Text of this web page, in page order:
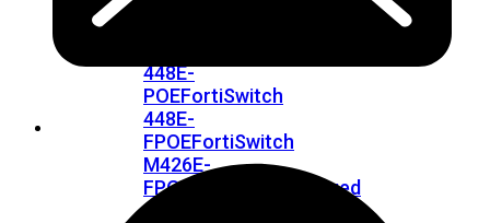
448E-
POEFortiSwitch
448E-
FPOEFortiSwitch
M426E-
FPOE
FortiSwitchRugged
424F-